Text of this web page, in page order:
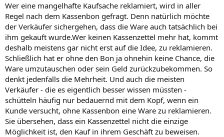
Wer eine mangelhafte Kaufsache reklamiert, wird in aller
Regel nach dem Kassenbon gefragt. Denn natürlich möchte
der Verkäufer sichergehen, dass die Ware auch tatsächlich bei
ihm gekauft wurde.Wer keinen Kassenzettel mehr hat, kommt
deshalb meistens gar nicht erst auf die Idee, zu reklamieren.
Schließlich hat er ohne den Bon ja ohnehin keine Chance, die
Ware umzutauschen oder sein Geld zurückzubekommen. So
denkt jedenfalls die Mehrheit. Und auch die meisten
Verkäufer - die es eigentlich besser wissen müssten -
schütteln häufig nur bedauernd mit dem Kopf, wenn ein
Kunde versucht, ohne Kassenbon eine Ware zu reklamieren.
Sie übersehen, dass ein Kassenzettel nicht die einzige
Möglichkeit ist, den Kauf in ihrem Geschäft zu beweisen.